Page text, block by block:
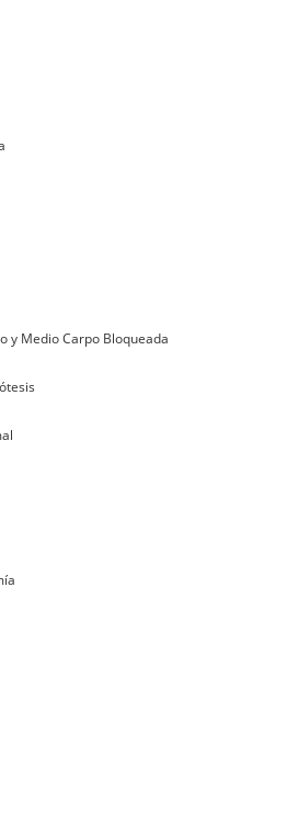
y Medio Carpo Bloqueada